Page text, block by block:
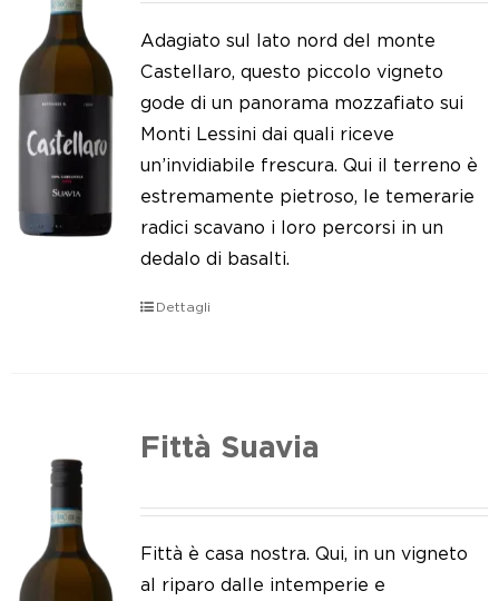
I nostri vigneti
Tappo a vite
Le nostre news
Adagiato sul lato nord del monte
Castellaro, questo piccolo vigneto
gode di un panorama mozzafiato sui
Monti Lessini dai quali riceve
un’invidiabile frescura. Qui il terreno è
estremamente pietroso, le temerarie
radici scavano i loro percorsi in un
dedalo di basalti.
Dettagli
Fittà Suavia
Fittà è casa nostra. Qui, in un vigneto
al riparo dalle intemperie e